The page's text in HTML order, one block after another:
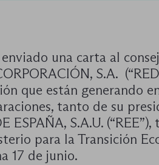
una carta al
S.A.
que están generando
tanto de su
ESPAÑA, S.A.U. (“REE”),
para la Transición
17 de junio.